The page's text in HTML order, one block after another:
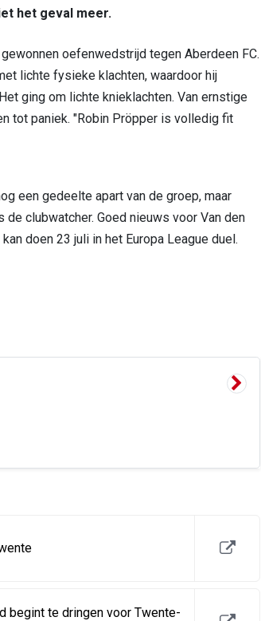
het geval meer.
oefenwedstrijd tegen Aberdeen FC.
lichte fysieke klachten, waardoor hij
ging om lichte knieklachten. Van ernstige
tot paniek. "Robin Pröpper is volledig fit
een gedeelte apart van de groep, maar
clubwatcher. Goed nieuws voor Van den
doen 23 juli in het Europa League duel.
begint te dringen voor Twente-